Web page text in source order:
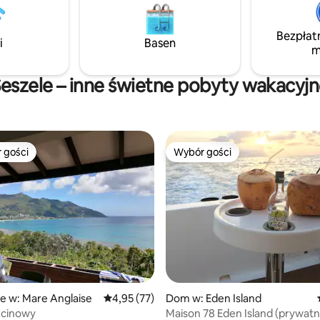
Ciesz się życiem na
nowego budynku w
przyrody
zapewniają domowy komfort, a
inspirowany wyspą i
sprawiają, że każdy pobyt jest
relaksujący, stylowy i
Basen
– inne świetne pobyty
liczba recenzji: 47
z kategorii Wybór gości
gości
w: Mare Anglaise Średnia ocena: 4,95 na 5, liczba recenzji: 77
4,95 (77)
Wybór gości
Wybór gości
Dom w: Eden Island
Maison 78 Eden Island